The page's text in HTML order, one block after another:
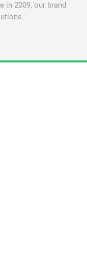
in 2009, our brand